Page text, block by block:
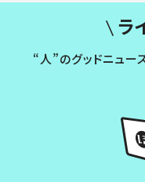
ラ
“人”のグッドニュー